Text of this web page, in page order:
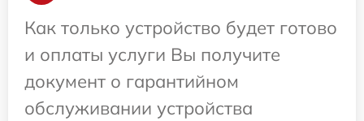
Как только устройство будет готово
и оплаты услуги Вы получите
документ о гарантийном
обслуживании устройства